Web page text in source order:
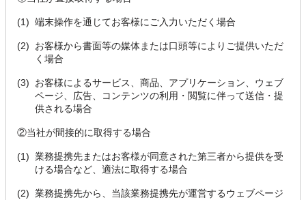
(1) 端末操作を通じてお客様にご入力いただく場合
(2)
お客様から書面等の媒体または口頭等によりご提供いただ
く場合
(3)
お客様によるサービス、商品、アプリケーション、ウェブ
ページ、広告、コンテンツの利用・閲覧に伴って送信・提
供される場合
②当社が間接的に取得する場合
(1) 業務提携先またはお客様が同意された第三者から提供を受
ける場合など、適法に取得する場合
(2) 業務提携先から、当該業務提携先が運営するウェブページ